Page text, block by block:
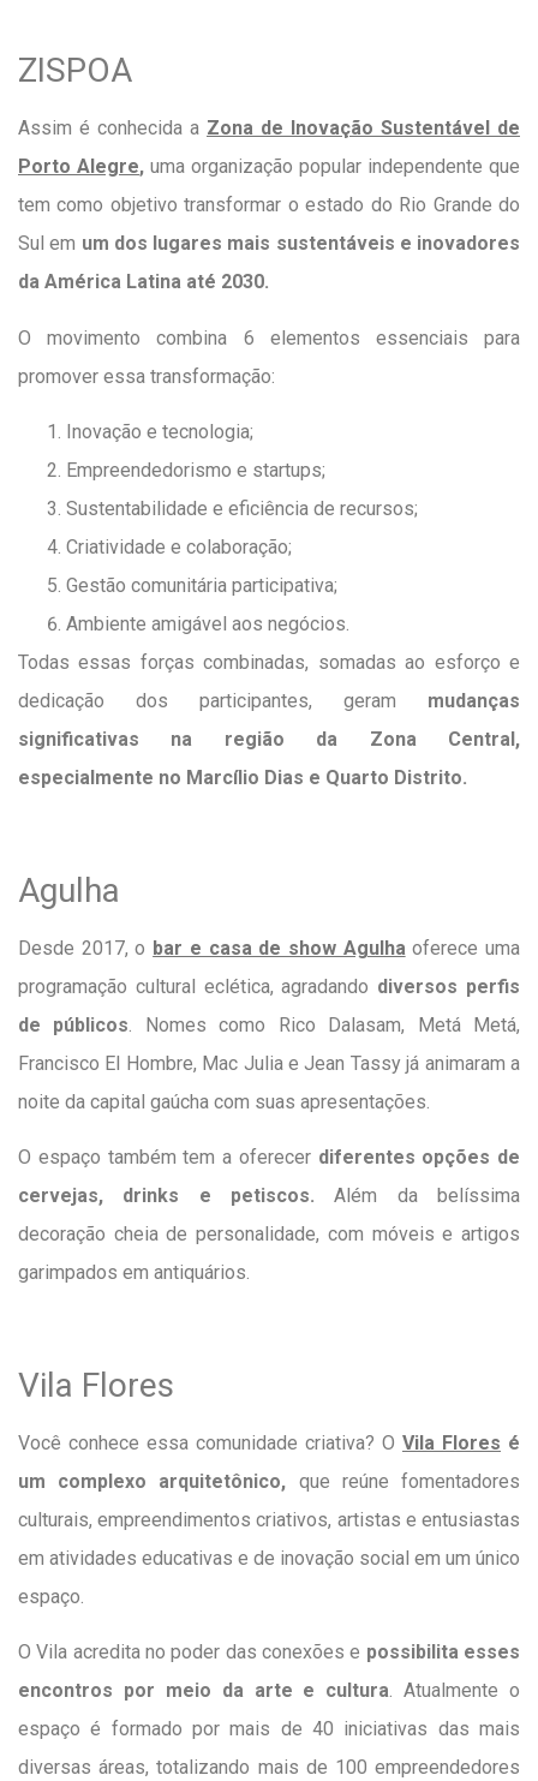
ZISPOA
Assim é conhecida a Zona de Inovação Sustentável de
Porto Alegre, uma organização popular independente que
tem como objetivo transformar o estado do Rio Grande do
Sul em um dos lugares mais sustentáveis e inovadores
da América Latina até 2030.
O movimento combina 6 elementos essenciais para
promover essa transformação:
Inovação e tecnologia;
Empreendedorismo e startups;
Sustentabilidade e eficiência de recursos;
Criatividade e colaboração;
Gestão comunitária participativa;
Ambiente amigável aos negócios.
Todas essas forças combinadas, somadas ao esforço e
dedicação dos participantes, geram mudanças
significativas na região da Zona Central,
especialmente no Marcílio Dias e Quarto Distrito.
Agulha
Desde 2017, o bar e casa de show Agulhaoferece uma
programação cultural eclética, agradando diversos perfis
de públicos. Nomes como Rico Dalasam, Metá Metá,
Francisco El Hombre, Mac Julia e Jean Tassy já animaram a
noite da capital gaúcha com suas apresentações.
O espaço também tem a oferecer diferentes opções de
cervejas, drinks e petiscos. Além da belíssima
decoração cheia de personalidade, com móveis e artigos
garimpados em antiquários.
Vila Flores
Você conhece essa comunidade criativa? O Vila Flores é
um complexo arquitetônico, que reúne fomentadores
culturais, empreendimentos criativos, artistas e entusiastas
em atividades educativas e de inovação social em um único
espaço.
O Vila acredita no poder das conexões e possibilita esses
encontros por meio da arte e cultura. Atualmente o
espaço é formado por mais de 40 iniciativas das mais
diversas áreas, totalizando mais de 100 empreendedores